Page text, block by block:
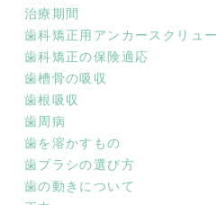
治療期間
歯科矯正用アンカースクリュー
歯科矯正の保険適応
歯槽骨の吸収
歯根吸収
歯周病
歯を溶かすもの
歯ブラシの選び方
歯の動きについて